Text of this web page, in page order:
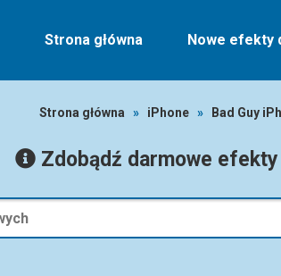
Strona główna Nowe efekty
Strona główna » iPhone » Bad Guy
Zdobądź darmowe